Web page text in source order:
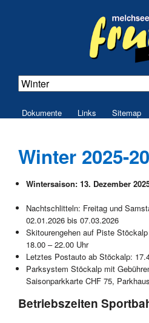
Navigation
überspringen
Dokumente Links Sitemap
Winter 2025-
Wintersaison: 13. Dezember
Nachtschlitteln: Freitag und
02.01.2026 bis 07.03.2026
Skitourengehen auf Piste
18.00 – 22.00 Uhr
Letztes Postauto ab Stöckalp:
Parksystem Stöckalp mit
Saisonparkkarte CHF 75,
Betriebszeiten